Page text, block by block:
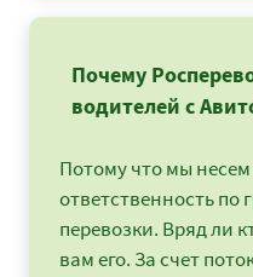
Почему
водителей с
Потому что мы
ответственность по
перевозки. Вряд ли
вам его. За счет